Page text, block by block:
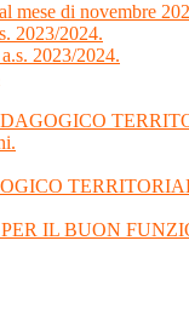
mese di novembre
2023/2024.
2023/2024.
IL BUON